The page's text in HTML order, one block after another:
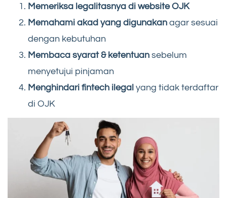
Memeriksa legalitasnya di website OJK
Memahami akad yang digunakan agar sesuai
dengan kebutuhan
Membaca syarat & ketentuan sebelum
menyetujui pinjaman
Menghindari fintech ilegal yang tidak terdaftar
di OJK